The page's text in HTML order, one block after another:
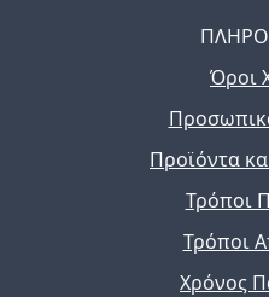
Όροι
Προϊόντα
Τρόποι
Τρόποι
Χρόνος